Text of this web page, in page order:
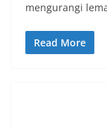
mengurangi
Read More